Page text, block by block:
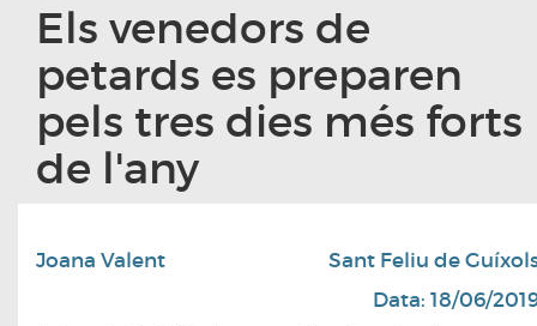
Els venedors de
petards es preparen
pels tres dies més forts
de l'any
Joana Valent
Sant Feliu de
Data: 18/06/